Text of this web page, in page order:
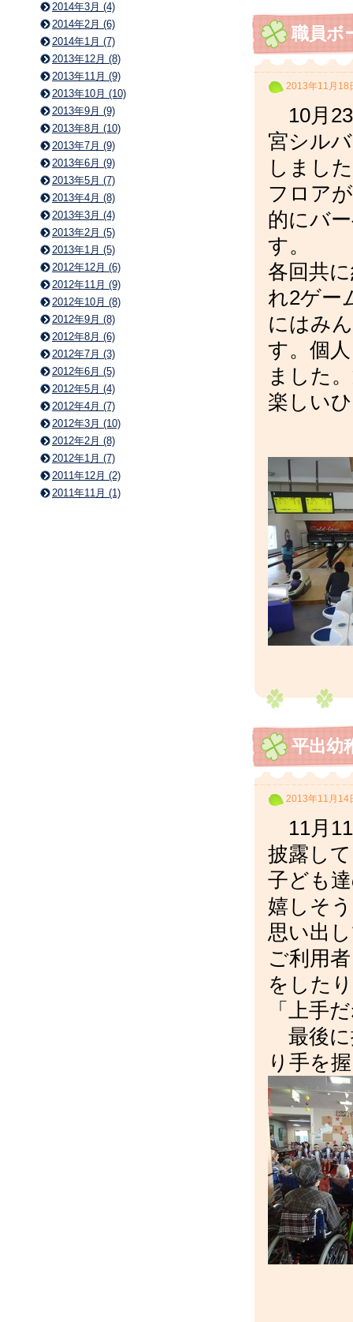
職員ボ
2013年11月18
10月23
宮シル
しまし
フロア
的にバ
す。
各回共
れ2ゲー
にはみ
す。個
ました
楽しい
平出幼
2013年11月14
11月11
披露し
子ども
嬉しそ
思い出
ご利用
をした
「上手
最後に
り手を
2014年3月 (4)
2014年2月 (6)
2014年1月 (7)
2013年12月 (8)
2013年11月 (9)
2013年10月 (10)
2013年9月 (9)
2013年8月 (10)
2013年7月 (9)
2013年6月 (9)
2013年5月 (7)
2013年4月 (8)
2013年3月 (4)
2013年2月 (5)
2013年1月 (5)
2012年12月 (6)
2012年11月 (9)
2012年10月 (8)
2012年9月 (8)
2012年8月 (6)
2012年7月 (3)
2012年6月 (5)
2012年5月 (4)
2012年4月 (7)
2012年3月 (10)
2012年2月 (8)
2012年1月 (7)
2011年12月 (2)
2011年11月 (1)